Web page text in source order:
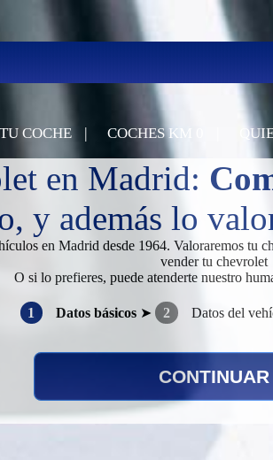
COCHE | COCHES KM 0
en Madrid:
y además lo
en Madrid desde 1964. Valoraremos tu
vender tu chevrolet
O si lo prefieres, puede atenderte nuestro
1 Datos básicos ➤ 2 Datos del